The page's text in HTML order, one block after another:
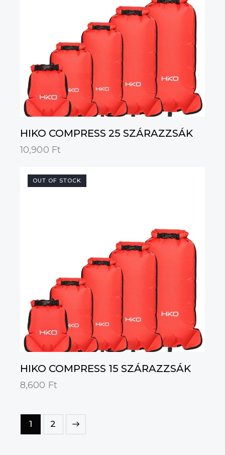
HIKO COMPRESS 25 SZÁRAZZSÁK
10,900 Ft
OUT OF STOCK
HIKO COMPRESS 15 SZÁRAZZSÁK
8,600 Ft
1 2
→